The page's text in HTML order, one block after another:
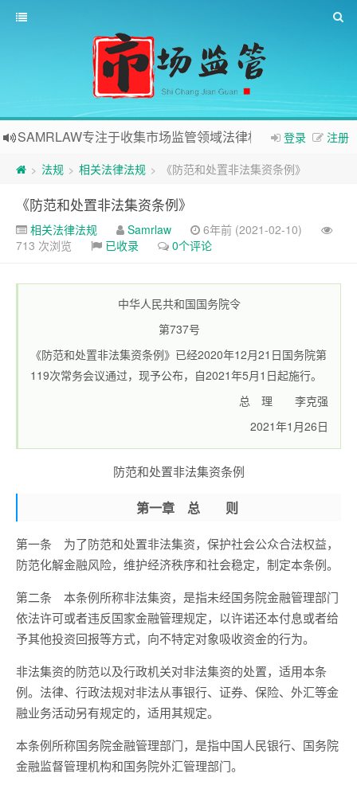
登录 注册
SAMRLAW专注于收集市场监管领域法律相关内容
> 法规 > 相关法律法规 > 《防范和处置非法集资条例》
《防范和处置非法集资条例》
相关法律法规 Samrlaw
6年前 (2021-02-10)
713 次浏览
已收录 0个评论
中华人民共和国国务院令
第737号
《防范和处置非法集资条例》已经2020年12月21日国务院第
119次常务会议通过，现予公布，自2021年5月1日起施行。
总 理 李克强
2021年1月26日
防范和处置非法集资条例
第一章 总 则
第一条 为了防范和处置非法集资，保护社会公众合法权益，
防范化解金融风险，维护经济秩序和社会稳定，制定本条例。
第二条 本条例所称非法集资，是指未经国务院金融管理部门
依法许可或者违反国家金融管理规定，以许诺还本付息或者给
予其他投资回报等方式，向不特定对象吸收资金的行为。
非法集资的防范以及行政机关对非法集资的处置，适用本条
例。法律、行政法规对非法从事银行、证券、保险、外汇等金
融业务活动另有规定的，适用其规定。
本条例所称国务院金融管理部门，是指中国人民银行、国务院
金融监督管理机构和国务院外汇管理部门。